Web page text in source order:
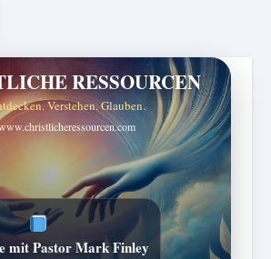
RESSOURCEN
Verstehen. Glauben.
mit Pastor Mark Finley